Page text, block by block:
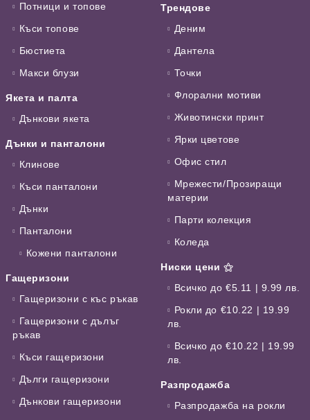
Потници и топове
Къси топове
Бюстиета
Макси блузи
Якета и палта
Дънкови якета
Дънки и панталони
Клинове
Къси панталони
Дънки
Панталони
Кожени панталони
Гащеризони
Гащеризони с къс ръкав
Гащеризони с дълъг
ръкав
Къси гащеризони
Дълги гащеризони
Дънкови гащеризони
Трендове
Деним
Дантела
Точки
Флорални мотиви
Животински принт
Ярки цветове
Офис стил
Мрежести/Прозиращи
материи
Парти колекция
Коледа
Ниски цени ⚝
Всичко до €5.11 | 9.99 лв.
Рокли до €10.22 | 19.99
лв.
Всичко до €10.22 | 19.99
лв.
Разпродажба
Разпродажба на рокли